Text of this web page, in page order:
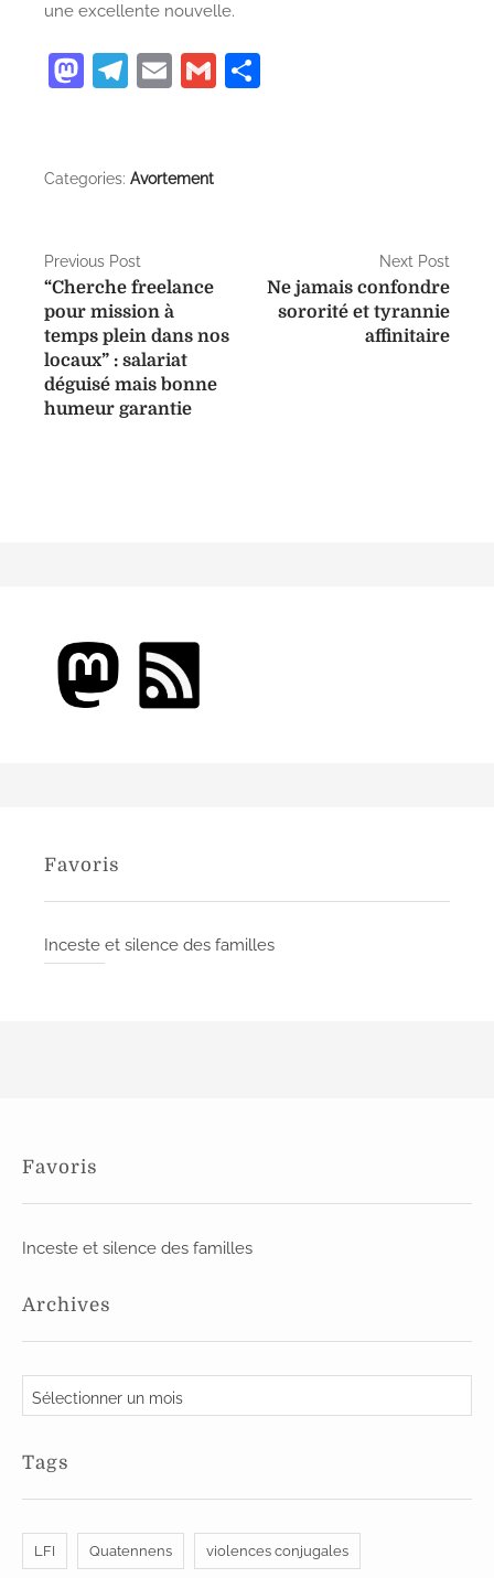
une excellente nouvelle.
M
d
T
gr
m
E
l
G
Categories: Avortement
N
a
v
i
g
d
e
r
t
i
Previous Post
“Cherche freelance
pour mission à
temps plein dans nos
locaux” : salariat
déguisé mais bonne
humeur garantie
Next Post
Ne jamais confondre
sororité et tyrannie
affinitaire
Favoris
Inceste et silence des familles
Favoris
Inceste et silence des familles
Archives
r
h
i
v
Tags
LFI Quatennens violences conjugales